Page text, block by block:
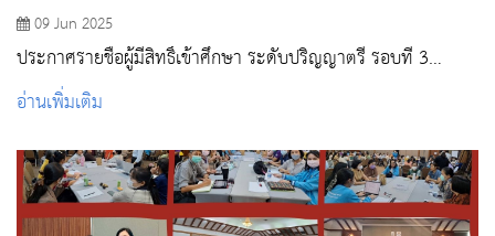
09 Jun 2025
ประกาศรายชื่อผู้มีสิทธิ์เข้าศึกษา ระดับปริญญาตรี รอบที่ 3
Admission
อ่านเพิ่มเติม